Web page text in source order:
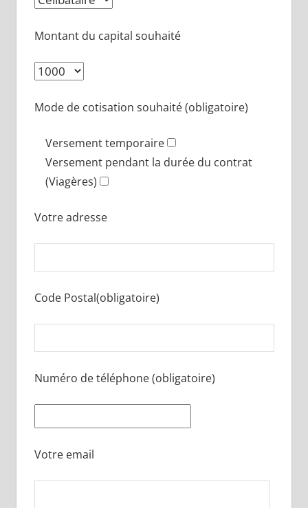
Montant du capital souhaité
Mode de cotisation souhaité (obligatoire)
Versement temporaire
Versement pendant la durée du contrat
(Viagères)
Votre adresse
Code Postal(obligatoire)
Numéro de téléphone (obligatoire)
Votre email